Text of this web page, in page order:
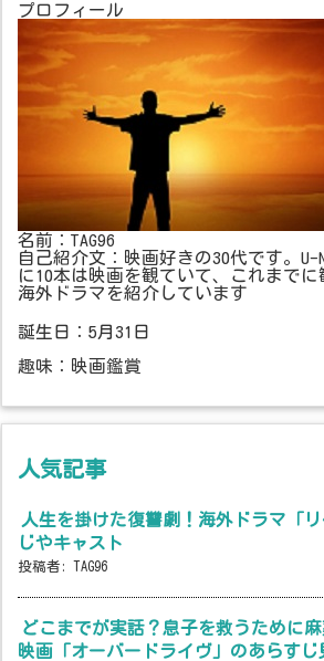
プロフィール
名前：TAG96
自己紹介文：映画好きの30代です。U-
に10本は映画を観ていて、これまでに
海外ドラマを紹介しています
誕生日：5月31日
趣味：映画鑑賞
人気記事
人生を掛けた復讐劇！海外ドラマ「
じやキャスト
投稿者: TAG96
どこまでが実話？息子を救うために
映画「オーバードライヴ」のあらすじ